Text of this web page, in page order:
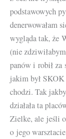
podstawowych
denerwowałam
wygląda tak, że
(nie
panów i robił za
jakim był SKOK
chodzi. Tak
działała ta
Zielke, ale jeśli
o jego